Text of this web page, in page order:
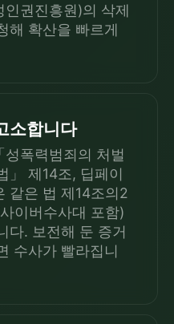
인권진흥원)의 삭제
해 확산을 빠르게
소합니다
폭력범죄의 처벌
」 제14조, 딥페이
같은 법 제14조의2
이버수사대 포함)
다. 보전해 둔 증거
수사가 빨라집니